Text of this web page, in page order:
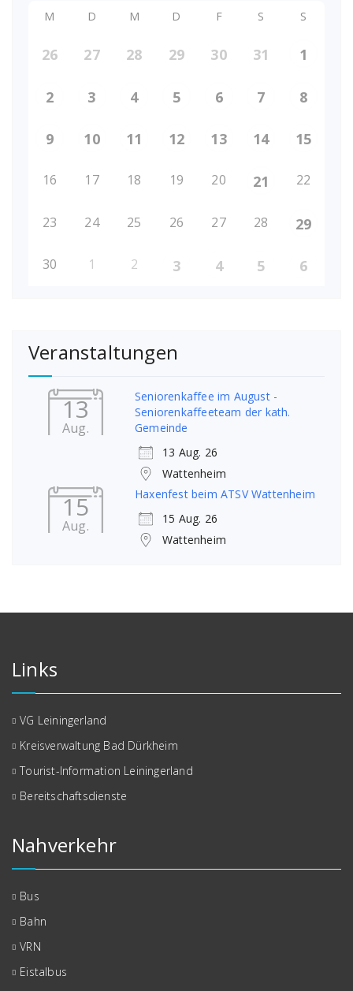
M D M D F S S
26 27 28 29 30 31 1
2 3 4 5 6 7 8
9 10 11 12 13 14 15
16 17 18 19 20 21 22
23 24 25 26 27 28 29
30 1 2 3 4 5 6
Veranstaltungen
13
Aug.
Seniorenkaffee im August -
Seniorenkaffeeteam der kath.
Gemeinde
13 Aug. 26
Wattenheim
15
Aug.
Haxenfest beim ATSV Wattenheim
15 Aug. 26
Wattenheim
Links
VG Leiningerland
Kreisverwaltung Bad Dürkheim
Tourist-Information Leiningerland
Bereitschaftsdienste
Nahverkehr
Bus
Bahn
VRN
Eistalbus